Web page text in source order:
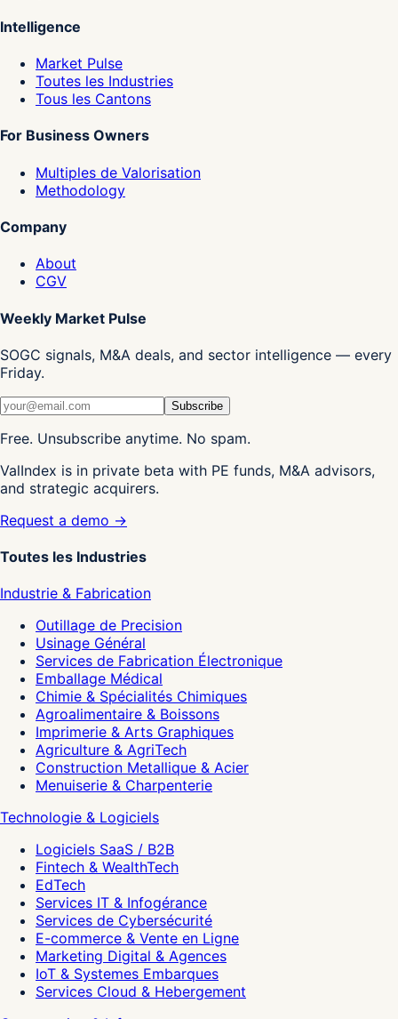
Intelligence
Market Pulse
Toutes les Industries
Tous les Cantons
For Business Owners
Multiples de Valorisation
Methodology
Company
About
CGV
Weekly Market Pulse
SOGC signals, M&A deals, and sector intelligence — every
Friday.
Subscribe
Free. Unsubscribe anytime. No spam.
ValIndex is in private beta with PE funds, M&A advisors,
and strategic acquirers.
Request a demo →
Toutes les Industries
Industrie & Fabrication
Outillage de Precision
Usinage Général
Services de Fabrication Électronique
Emballage Médical
Chimie & Spécialités Chimiques
Agroalimentaire & Boissons
Imprimerie & Arts Graphiques
Agriculture & AgriTech
Construction Metallique & Acier
Menuiserie & Charpenterie
Technologie & Logiciels
Logiciels SaaS / B2B
Fintech & WealthTech
EdTech
Services IT & Infogérance
Services de Cybersécurité
E-commerce & Vente en Ligne
Marketing Digital & Agences
IoT & Systemes Embarques
Services Cloud & Hebergement